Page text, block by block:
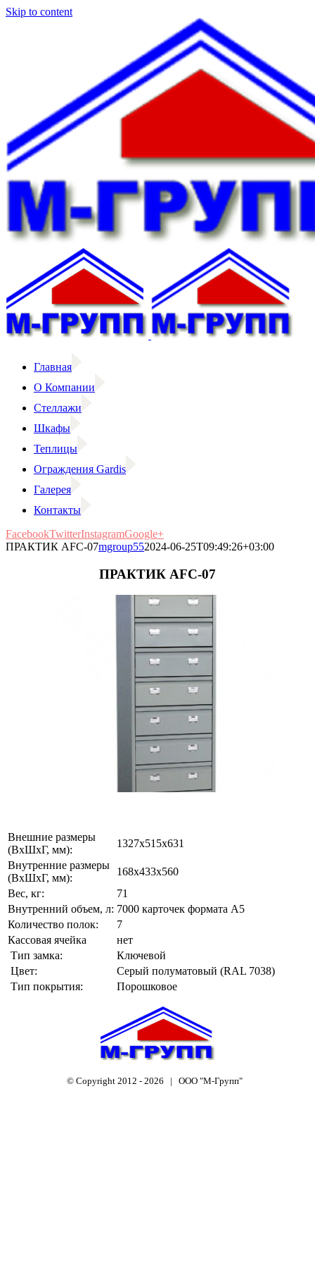
Skip to content
Главная
О Компании
Стеллажи
Шкафы
Теплицы
Ограждения Gardis
Галерея
Контакты
FacebookTwitterInstagramGoogle+
ПРАКТИК AFC-07mgroup552024-06-25T09:49:26+03:00
ПРАКТИК AFC-07
Внешние размеры
(ВхШхГ, мм):
1327x515x631
Внутренние размеры
(ВхШхГ, мм):
168x433x560
Вес, кг:
71
Внутренний объем, л: 7000 карточек формата А5
Количество полок:
7
Кассовая ячейка
нет
Тип замка:
Ключевой
Цвет:
Серый полуматовый (RAL 7038)
Тип покрытия:
Порошковое
© Copyright 2012 - 2026 | ООО "М-Групп"